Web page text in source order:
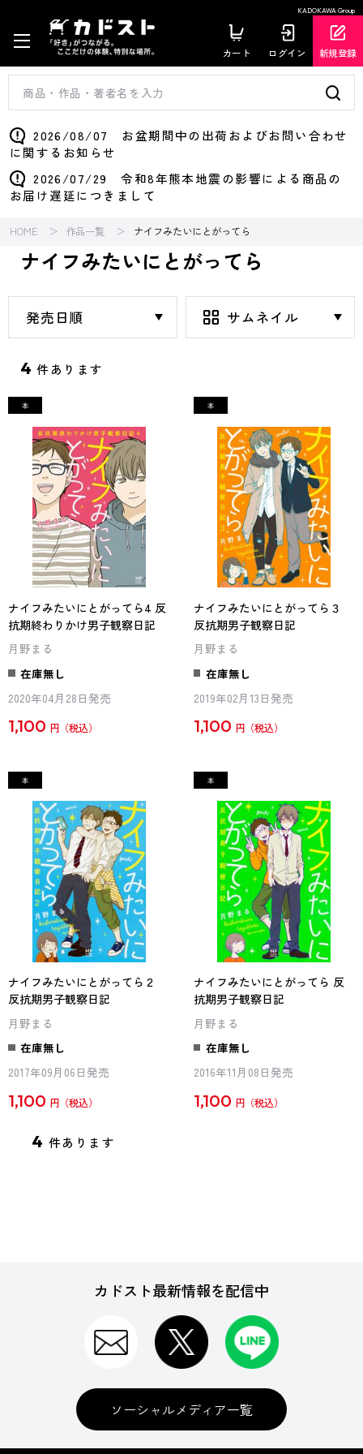
KADOKAWA Group
カート ログイン 新規登録
2026/08/07 お盆期間中の出荷およびお問い合わせ
に関するお知らせ
2026/07/29 令和8年熊本地震の影響による商品の
お届け遅延につきまして
HOME 作品一覧 ナイフみたいにとがってら
ナイフみたいにとがってら
4 件あります
ナイフみたいにとがってら4 反
抗期終わりかけ男子観察日記
月野まる
在庫無し
2020年04月28日発売
1,100 円
ナイフみたいにとがってら３
反抗期男子観察日記
月野まる
在庫無し
2019年02月13日発売
1,100 円
ナイフみたいにとがってら２
反抗期男子観察日記
月野まる
在庫無し
2017年09月06日発売
1,100 円
ナイフみたいにとがってら 反
抗期男子観察日記
月野まる
在庫無し
2016年11月08日発売
1,100 円
4 件あります
カドスト最新情報を配信中
ソーシャルメディア一覧